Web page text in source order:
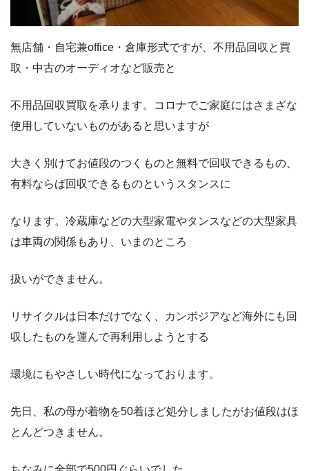
無店舗・自宅兼office・倉庫形式ですが、不用品回収と買
取・中古のオーディオなど販売と
不用品回収買取を承ります。コロナでご家庭にはさまざな
使用していないものがあると思いますが
大きく別けてお値段のつくものと無料で回収できるもの、
有料ならば回収できるものというスタンスに
なります。冷蔵庫などの大型家電やタンスなどの大型家具
は車両の関係もあり、いまのところ
扱いができません。
リサイクルは日本だけでなく、カンボジアなど海外にも回
収したものを運んで再利用しようとする
環境にもやさしい時代になっております。
先日、私の母が着物を50着ほど処分しましたがお値段はほ
とんどつきません。